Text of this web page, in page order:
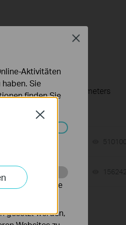
or specification parameters
510100
02-12-2018 156242
Close
Aktivitäten
Sie
finden Sie
nicht
um die
gesetzt werden,
Close